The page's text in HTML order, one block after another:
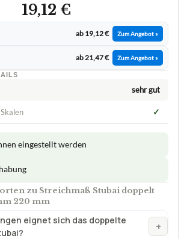
19,12 €
ab 19,12 € Zum Angebot »
ab 21,47 € Zum Angebot »
sehr gut
✓
eingestellt werden
zu Streichmaß Stubai doppelt
220 mm
eignet sich das doppelte
+